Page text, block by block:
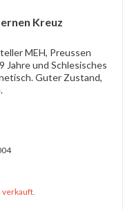
Kreuz
MEH, Preussen
Jahre und Schlesisches
Guter Zustand,